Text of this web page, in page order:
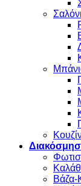
Σαλόνι
Βάζα-